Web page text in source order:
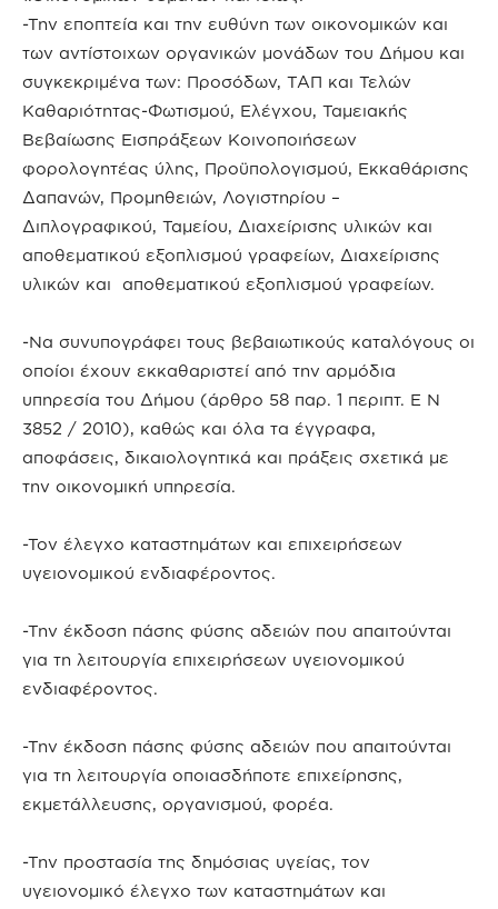
-Την εποπτεία και την ευθύνη των οικονομικών και
των αντίστοιχων οργανικών μονάδων του Δήμου και
συγκεκριμένα των: Προσόδων, ΤΑΠ και Τελών
Καθαριότητας-Φωτισμού, Ελέγχου, Ταμειακής
Βεβαίωσης Εισπράξεων Κοινοποιήσεων
φορολογητέας ύλης, Προϋπολογισμού, Εκκαθάρισης
Δαπανών, Προμηθειών, Λογιστηρίου –
Διπλογραφικού, Ταμείου, Διαχείρισης υλικών και
αποθεματικού εξοπλισμού γραφείων, Διαχείρισης
υλικών και αποθεματικού εξοπλισμού γραφείων.
-Να συνυπογράφει τους βεβαιωτικούς καταλόγους οι
οποίοι έχουν εκκαθαριστεί από την αρμόδια
υπηρεσία του Δήμου (άρθρο 58 παρ. 1 περιπτ. Ε Ν
3852 / 2010), καθώς και όλα τα έγγραφα,
αποφάσεις, δικαιολογητικά και πράξεις σχετικά με
την οικονομική υπηρεσία.
-Τον έλεγχο καταστημάτων και επιχειρήσεων
υγειονομικού ενδιαφέροντος.
-Την έκδοση πάσης φύσης αδειών που απαιτούνται
για τη λειτουργία επιχειρήσεων υγειονομικού
ενδιαφέροντος.
-Την έκδοση πάσης φύσης αδειών που απαιτούνται
για τη λειτουργία οποιασδήποτε επιχείρησης,
εκμετάλλευσης, οργανισμού, φορέα.
-Την προστασία της δημόσιας υγείας, τον
υγειονομικό έλεγχο των καταστημάτων και